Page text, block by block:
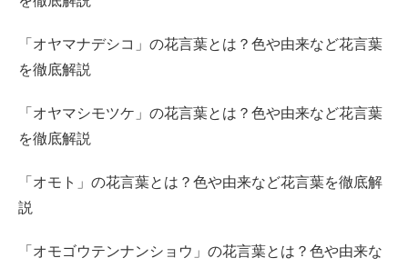
「オヤマナデシコ」の花言葉とは？色や由来など花言葉
を徹底解説
「オヤマシモツケ」の花言葉とは？色や由来など花言葉
を徹底解説
「オモト」の花言葉とは？色や由来など花言葉を徹底解
説
「オモゴウテンナンショウ」の花言葉とは？色や由来な